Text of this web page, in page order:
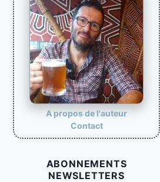
A propos de l'auteur
Contact
ABONNEMENTS
NEWSLETTERS